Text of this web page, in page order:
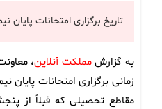
تاریخ برگزاری امتحانات پایان نیمسال دوم ۱۴۰۴-۱۴۰۳ دانشجویان دانشکده‌های
به گزارشمملکت آنلاین،